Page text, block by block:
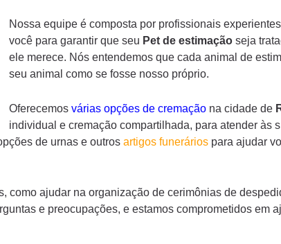
Nossa equipe é composta por profissionais
você para garantir que seu Pet de estimaçãoseja
ele merece. Nós entendemos que cada animal de
seu animal como se fosse nosso próprio.
Oferecemos várias opções de cremaçãona cidade de
individual e cremação compartilhada, para atender às
de urnas e outros artigos funeráriospara ajudar
como ajudar na organização de cerimônias de
e preocupações, e estamos comprometidos em